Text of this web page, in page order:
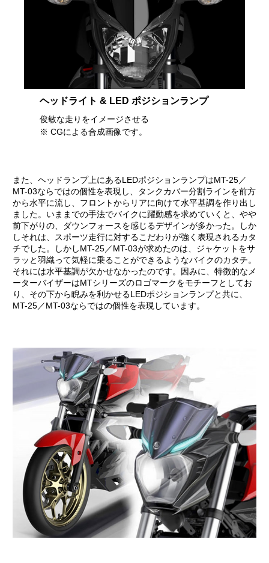
ヘッドライト & LED ポジションランプ
俊敏な走りをイメージさせる
※ CGによる合成画像です。
また、ヘッドランプ上にあるLEDポジションランプはMT-25／
MT-03ならではの個性を表現し、タンクカバー分割ラインを前方
から水平に流し、フロントからリアに向けて水平基調を作り出し
ました。いままでの手法でバイクに躍動感を求めていくと、やや
前下がりの、ダウンフォースを感じるデザインが多かった。しか
しそれは、スポーツ走行に対するこだわりが強く表現されるカタ
チでした。しかしMT-25／MT-03が求めたのは、ジャケットをサ
ラッと羽織って気軽に乗ることができるようなバイクのカタチ。
それには水平基調が欠かせなかったのです。因みに、特徴的なメ
ーターバイザーはMTシリーズのロゴマークをモチーフとしてお
り、その下から睨みを利かせるLEDポジションランプと共に、
MT-25／MT-03ならではの個性を表現しています。